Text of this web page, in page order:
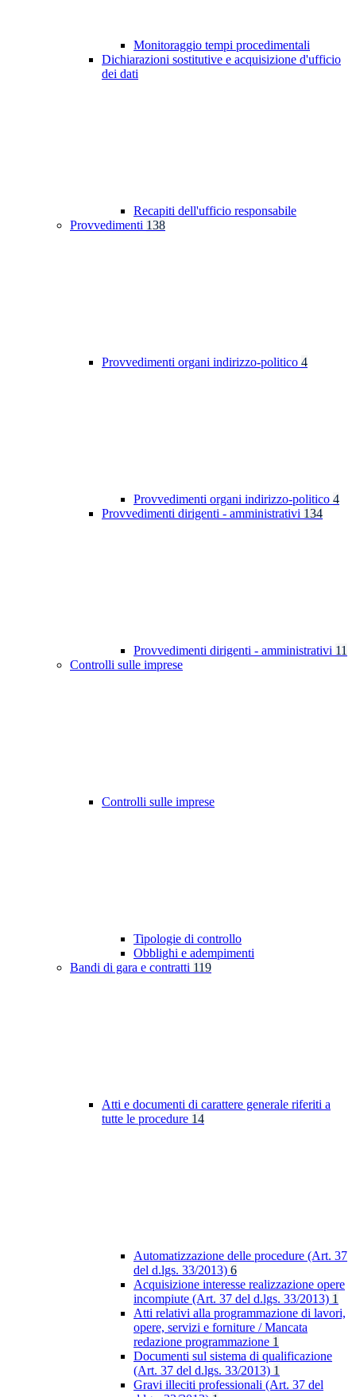
Monitoraggio tempi procedimentali
Dichiarazioni sostitutive e acquisizione d'ufficio
dei dati
Recapiti dell'ufficio responsabile
Provvedimenti 138
Provvedimenti organi indirizzo-politico 4
Provvedimenti organi indirizzo-politico 4
Provvedimenti dirigenti - amministrativi 134
Provvedimenti dirigenti - amministrativi 11
Controlli sulle imprese
Controlli sulle imprese
Tipologie di controllo
Obblighi e adempimenti
Bandi di gara e contratti 119
Atti e documenti di carattere generale riferiti a
tutte le procedure 14
Automatizzazione delle procedure (Art. 37
del d.lgs. 33/2013) 6
Acquisizione interesse realizzazione opere
incompiute (Art. 37 del d.lgs. 33/2013) 1
Atti relativi alla programmazione di lavori,
opere, servizi e forniture / Mancata
redazione programmazione 1
Documenti sul sistema di qualificazione
(Art. 37 del d.lgs. 33/2013) 1
Gravi illeciti professionali (Art. 37 del